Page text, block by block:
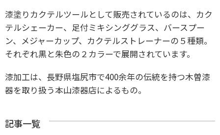
漆塗りカクテルツールとして販売されているのは、カク
テルシェーカー、足付ミキシンググラス、バースプー
ン、メジャーカップ、カクテルストレーナーの５種類。
それぞれ黒と朱色の２カラーで展開されています。
漆加工は、長野県塩尻市で400余年の伝統を持つ木曽漆
器を取り扱う本山漆器店によるもの。
記事一覧